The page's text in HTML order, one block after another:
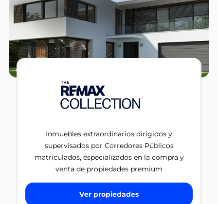
Inmuebles extraordinarios dirigidos y
supervisados por Corredores Públicos
matriculados, especializados en la compra y
venta de propiedades premium
Ver propiedades